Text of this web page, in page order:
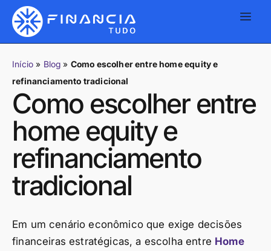
Início » Blog » Como escolher entre home equity e
refinanciamento tradicional
Como escolher entre
home equity e
refinanciamento
tradicional
Em um cenário econômico que exige decisões
financeiras estratégicas, a escolha entre Home